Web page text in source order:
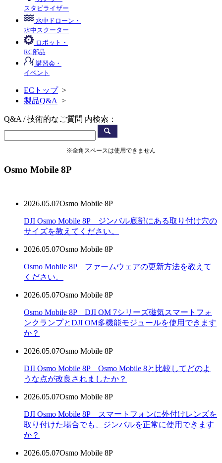
スタビライザー
水中ドローン・
水中スクーター
ロボット・
RC部品
講習会・
イベント
ECトップ>
製品Q&A >
Q&A / 技術的なご質問 内検索：
※全角スペースは使用できません
Osmo Mobile 8P
2026.05.07Osmo Mobile 8P
DJI Osmo Mobile 8P ジンバル底部にある取り付け穴の
サイズを教えてください。
2026.05.07Osmo Mobile 8P
Osmo Mobile 8P ファームウェアの更新方法を教えて
ください。
2026.05.07Osmo Mobile 8P
Osmo Mobile 8P DJI OM 7シリーズ磁気スマートフォ
ンクランプとDJI OM多機能モジュールを使用できます
か？
2026.05.07Osmo Mobile 8P
DJI Osmo Mobile 8P Osmo Mobile 8と比較してどのよ
うな点が改良されましたか？
2026.05.07Osmo Mobile 8P
DJI Osmo Mobile 8P スマートフォンに外付けレンズを
取り付けた場合でも、ジンバルを正常に使用できます
か？
2026.05.07Osmo Mobile 8P